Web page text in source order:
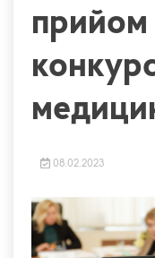
прийом
08.02.2023